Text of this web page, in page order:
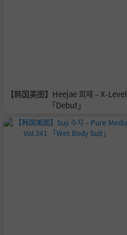
【韩国美图】Heejae 희재 – X-Level
「Debut」